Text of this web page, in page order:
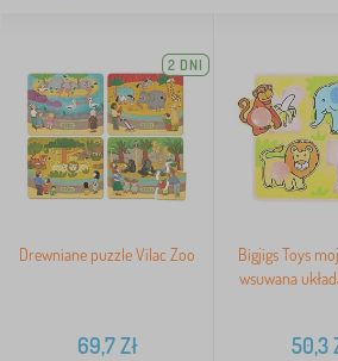
2 DNI
Drewniane puzzle Vilac Zoo
69,7Zł
Bigjigs Toys
wsuwana
50,3